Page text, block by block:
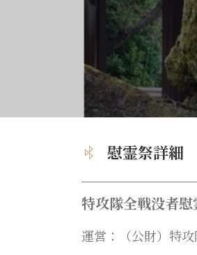
慰霊祭詳細
特攻隊全戦没者慰
運営：（公財）特